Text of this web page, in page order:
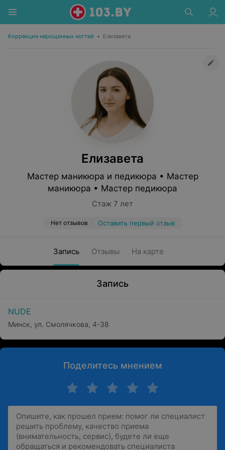
Коррекция нарощенных ногтей • Елизавета
Елизавета
Мастер маникюра и педикюра • Мастер
маникюра • Мастер педикюра
Стаж 7 лет
Нет отзывов Оставить первый отзыв
Запись Отзывы На карте
Запись
NUDE
Минск, ул. Смолячкова, 4-38
Поделитесь мнением